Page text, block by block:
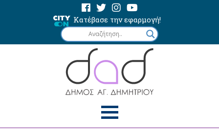
Κατέβασε την εφαρμογή!